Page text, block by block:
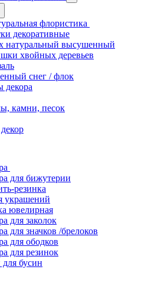
флористика
декоративные
натуральный высушенный
хвойных деревьев
снег / флок
декора
камни, песок
для бижутерии
резинка
украшений
ювелирная
для заколок
для значков /брелоков
для ободков
для резинок
бусин